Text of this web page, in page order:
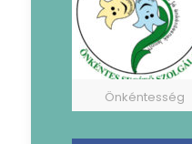
Önkéntesség